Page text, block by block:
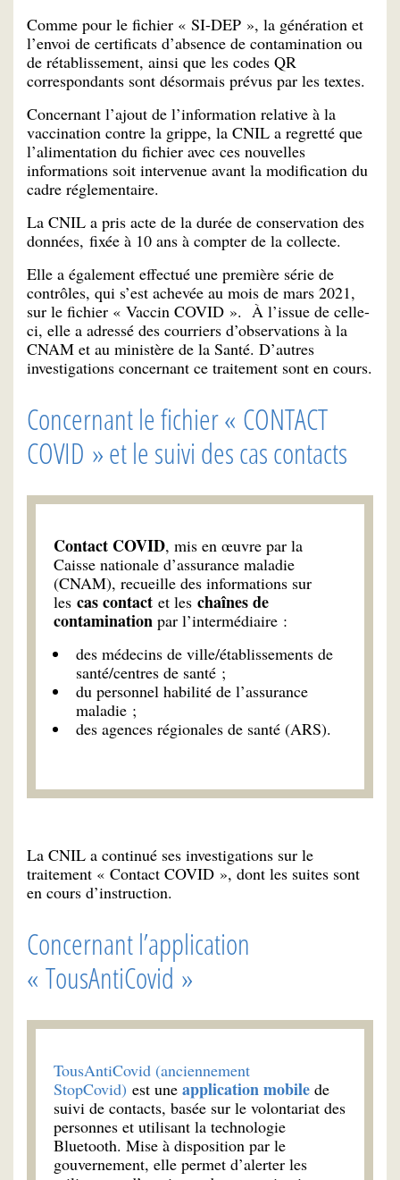
Comme pour le fichier « SI-DEP », la génération et
l’envoi de certificats d’absence de contamination ou
de rétablissement, ainsi que les codes QR
correspondants sont désormais prévus par les textes.
Concernant l’ajout de l’information relative à la
vaccination contre la grippe, la CNIL a regretté que
l’alimentation du fichier avec ces nouvelles
informations soit intervenue avant la modification du
cadre réglementaire.
La CNIL a pris acte de la durée de conservation des
données, fixée à 10 ans à compter de la collecte.
Elle a également effectué une première série de
contrôles, qui s’est achevée au mois de mars 2021,
sur le fichier « Vaccin COVID ». À l’issue de celle-
ci, elle a adressé des courriers d’observations à la
CNAM et au ministère de la Santé. D’autres
investigations concernant ce traitement sont en cours.
Concernant le fichier « CONTACT
COVID » et le suivi des cas contacts
Contact COVID, mis en œuvre par la
Caisse nationale d’assurance maladie
(CNAM), recueille des informations sur
les cas contact et les chaînes de
contamination par l’intermédiaire :
des médecins de ville/établissements de
santé/centres de santé ;
du personnel habilité de l’assurance
maladie ;
des agences régionales de santé (ARS).
La CNIL a continué ses investigations sur le
traitement « Contact COVID », dont les suites sont
en cours d’instruction.
Concernant l’application
« TousAntiCovid »
TousAntiCovid (anciennement
StopCovid) est une application mobile de
suivi de contacts, basée sur le volontariat des
personnes et utilisant la technologie
Bluetooth. Mise à disposition par le
gouvernement, elle permet d’alerter les